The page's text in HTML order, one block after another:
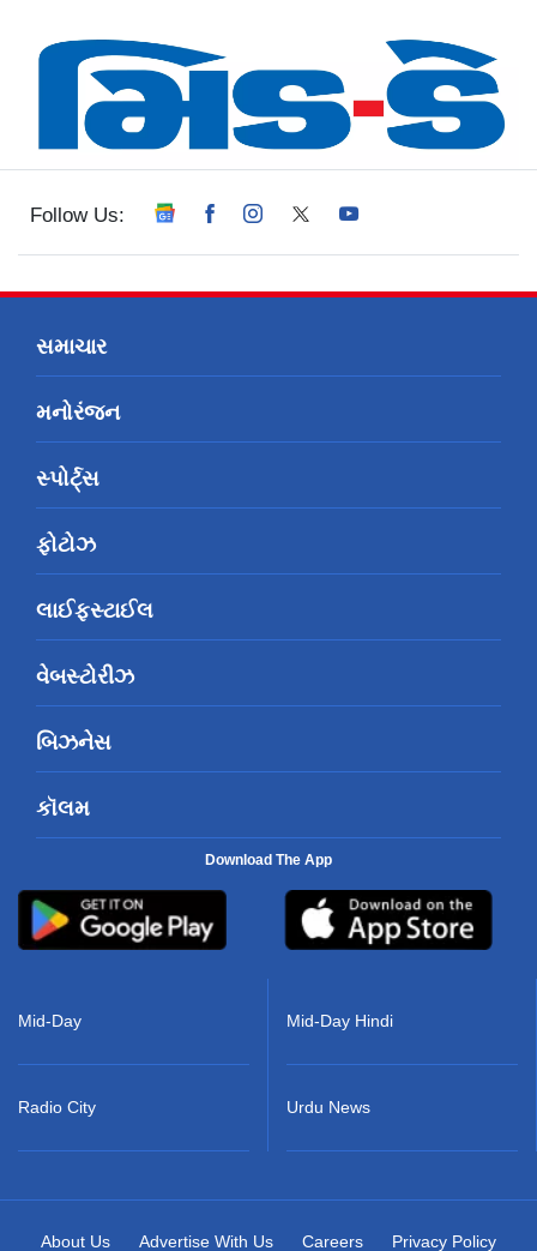
Follow Us:
સમાચાર
મનોરંજન
સ્પોર્ટ્સ
ફોટોઝ
લાઈફસ્ટાઈલ
વેબસ્ટોરીઝ
બિઝનેસ
કૉલમ
Download The App
Mid-Day
Radio City
Mid-Day Hindi
Urdu News
About Us Advertise With Us Careers Privacy Policy